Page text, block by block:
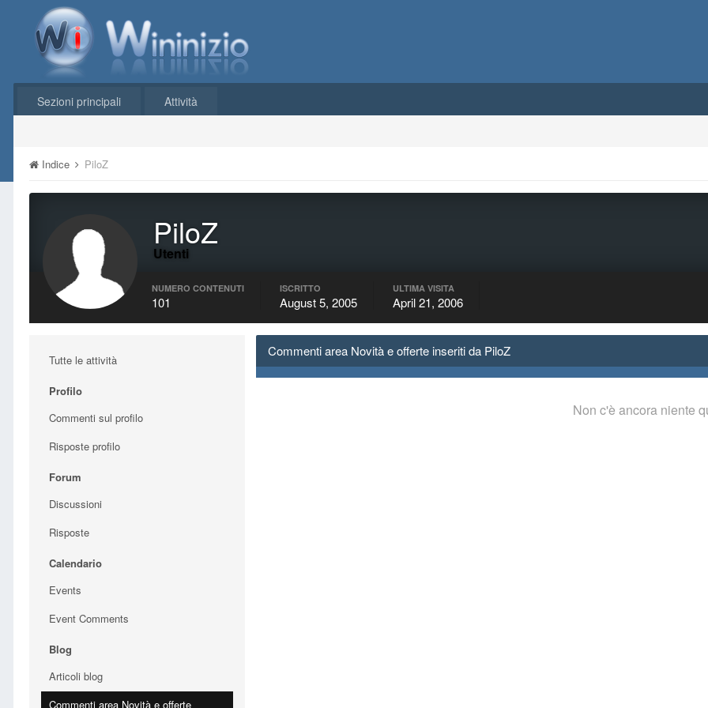
Sezioni principali Attività
Indice PiloZ
PiloZ
Utenti
NUMERO CONTENUTI
101
ISCRITTO
August 5, 2005
ULTIMA VISITA
April 21, 2006
Tutte le attività
Profilo
Commenti sul profilo
Risposte profilo
Forum
Discussioni
Risposte
Calendario
Events
Event Comments
Blog
Articoli blog
Commenti area Novità e offerte
Commenti area Novità e offerte inseriti da PiloZ
Non c'è ancora niente